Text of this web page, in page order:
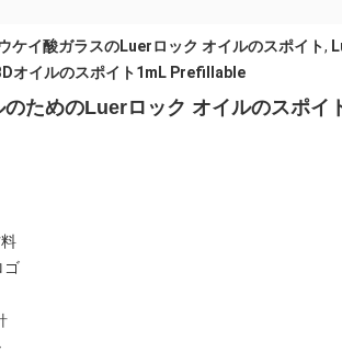
ケイ酸ガラスのLuerロック オイルのスポイト,
オイルのスポイト1mL Prefillable
ためのLuerロック オイルのスポイ
ゴ